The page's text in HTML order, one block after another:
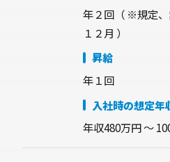
年２回（ ※規定、
１２月 ）
昇給
年１回
入社時の想定年
年収480万円 〜